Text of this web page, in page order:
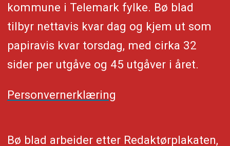
kommune i Telemark fylke. Bø blad
tilbyr nettavis kvar dag og kjem ut som
papiravis kvar torsdag, med cirka 32
sider per utgåve og 45 utgåver i året.
Personvernerklæring
Bø blad arbeider etter Redaktørplakaten,